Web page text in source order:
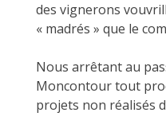
des vignerons
« madrés » que le
Nous arrêtant au
Moncontour tout
projets non réalisés